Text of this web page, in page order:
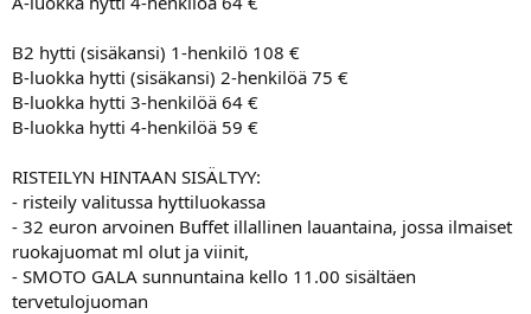
B2 hytti (sisäkansi) 1-henkilö 108 €
B-luokka hytti (sisäkansi) 2-henkilöä 75 €
B-luokka hytti 3-henkilöä 64 €
B-luokka hytti 4-henkilöä 59 €
RISTEILYN HINTAAN SISÄLTYY:
- risteily valitussa hyttiluokassa
- 32 euron arvoinen Buffet illallinen lauantaina, jossa ilmaiset
ruokajuomat ml olut ja viinit,
- SMOTO GALA sunnuntaina kello 11.00 sisältäen
tervetulojuoman